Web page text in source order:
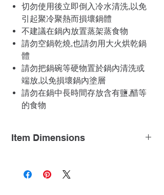
切勿使用後立即倒入冷水清洗,以免
引起聚冷聚熱而損壞鍋體
不建議在鍋內放置蒸架蒸食物
請勿空鍋乾燒,也請勿用大火烘乾鍋
體
請勿把鍋碗等硬物置於鍋內清洗或
端放,以免損壞鍋內塗層
請勿在鍋中長時間存放含有鹽,醋等
的食物
Item Dimensions